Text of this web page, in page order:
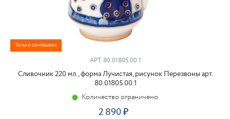
Только самовывоз
АРТ.80.01805.00.1
Сливочник 220 мл., форма Лучистая, рисунок Перезвоны арт.
80.01805.00.1
Количество ограничено
2 890